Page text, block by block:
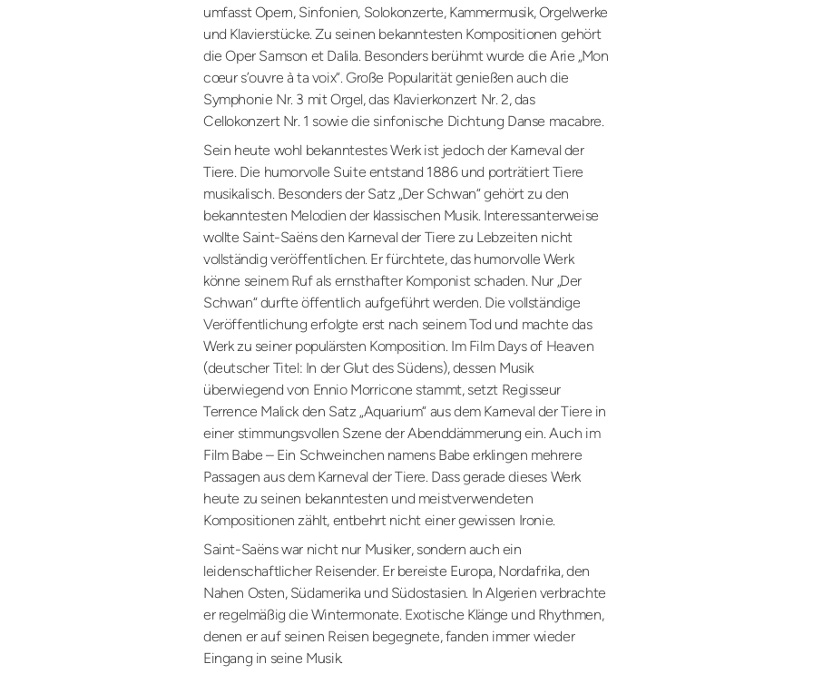
umfasst Opern, Sinfonien, Solokonzerte, Kammermusik, Orgelwerke
und Klavierstücke. Zu seinen bekanntesten Kompositionen gehört
die Oper Samson et Dalila. Besonders berühmt wurde die Arie „Mon
cœur s’ouvre à ta voix“. Große Popularität genießen auch die
Symphonie Nr. 3 mit Orgel, das Klavierkonzert Nr. 2, das
Cellokonzert Nr. 1 sowie die sinfonische Dichtung Danse macabre.
Sein heute wohl bekanntestes Werk ist jedoch der Karneval der
Tiere. Die humorvolle Suite entstand 1886 und porträtiert Tiere
musikalisch. Besonders der Satz „Der Schwan“ gehört zu den
bekanntesten Melodien der klassischen Musik. Interessanterweise
wollte Saint-Saëns den Karneval der Tiere zu Lebzeiten nicht
vollständig veröffentlichen. Er fürchtete, das humorvolle Werk
könne seinem Ruf als ernsthafter Komponist schaden. Nur „Der
Schwan“ durfte öffentlich aufgeführt werden. Die vollständige
Veröffentlichung erfolgte erst nach seinem Tod und machte das
Werk zu seiner populärsten Komposition. Im Film Days of Heaven
(deutscher Titel: In der Glut des Südens), dessen Musik
überwiegend von Ennio Morricone stammt, setzt Regisseur
Terrence Malick den Satz „Aquarium“ aus dem Karneval der Tiere in
einer stimmungsvollen Szene der Abenddämmerung ein. Auch im
Film Babe – Ein Schweinchen namens Babe erklingen mehrere
Passagen aus dem Karneval der Tiere. Dass gerade dieses Werk
heute zu seinen bekanntesten und meistverwendeten
Kompositionen zählt, entbehrt nicht einer gewissen Ironie.
Saint-Saëns war nicht nur Musiker, sondern auch ein
leidenschaftlicher Reisender. Er bereiste Europa, Nordafrika, den
Nahen Osten, Südamerika und Südostasien. In Algerien verbrachte
er regelmäßig die Wintermonate. Exotische Klänge und Rhythmen,
denen er auf seinen Reisen begegnete, fanden immer wieder
Eingang in seine Musik.